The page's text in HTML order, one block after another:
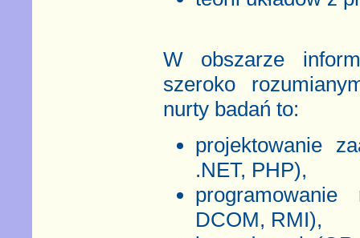
W obszarze
szeroko
nurty badań to:
projektowanie
.NET, PHP),
DCOM, RMI),